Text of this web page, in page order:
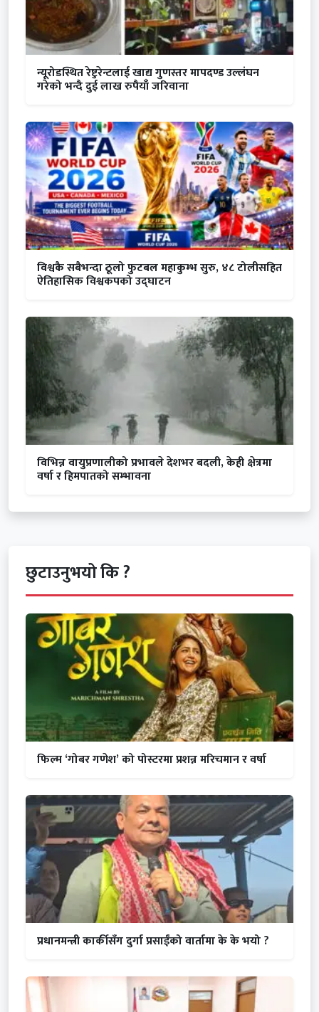
न्यूरोडस्थित रेष्टुरेन्टलाई खाद्य गुणस्तर मापदण्ड उल्लंघन
गरेको भन्दै दुई लाख रुपैयाँ जरिवाना
विश्वकै सबैभन्दा ठूलो फुटबल महाकुम्भ सुरु, ४८ टोलीसहित
ऐतिहासिक विश्वकपको उद्घाटन
विभिन्न वायुप्रणालीको प्रभावले देशभर बदली, केही क्षेत्रमा
वर्षा र हिमपातको सम्भावना
छुटाउनुभयो कि ?
फिल्म ‘गोबर गणेश’ को पोस्टरमा प्रशन्न मरिचमान र वर्षा
प्रधानमन्त्री कार्कीसँग दुर्गा प्रसाईंको वार्तामा के के भयो ?